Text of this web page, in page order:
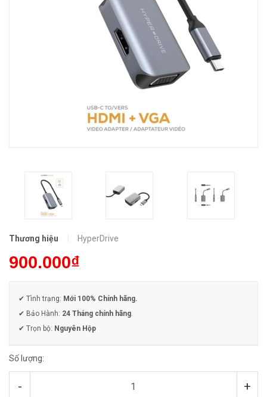
Thương hiệu HyperDrive
900.000₫
✔ Tình trạng: Mới 100% Chính hãng.
✔ Bảo Hành: 24 Tháng chính hãng.
✔ Trọn bộ: Nguyên Hộp
Số lượng:
- +